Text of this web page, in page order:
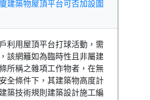
建築物屋頂平台可否加設圍
利用屋頂平台打球活動，需
該網籬如為臨時性且非屬建
所稱之雜項工作物者，在無
全條件下，其建築物高度計
築技術規則建築設計施工編